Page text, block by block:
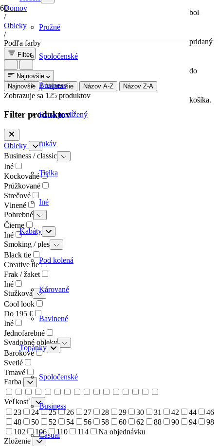
Pružné
Spoločenské
Business
Extra predĺžený
rukáv
Tielka
Iné
Kabáty
Pod kolená
Kárované
Bavlnené
Topánky
Spoločenské
Business
Casual
bol
pridaný
do
košíka.
Domov
/
Obleky
/
Podľa farby
Filter
Najnovšie
Najnovšie
Najstaršie Názov A-Z Názov Z-A
Zobrazuje sa 125 produktov
Filter produktov
Obleky
Business / classic
Iné
Kockované
Prúžkované
Strečové
Vlnené
Pohrebné
Čierne
Iné
Smoking / ples
Black tie
Creative tie
Frak / žaket
Iné
Stužková
Cool look
Do 195 €
Iné
Jednofarebné
Svadobné obleky
Barokové
Svetlé
Tmavé
Farba
Veľkosť
23
24 25 26 27 28 29 30 31 42 44
46
48
50 52 54 56 58 60 62 88 90 94
98
102
106 110 114
Na objednávku
Zloženie